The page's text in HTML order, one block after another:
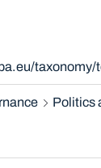
Politics